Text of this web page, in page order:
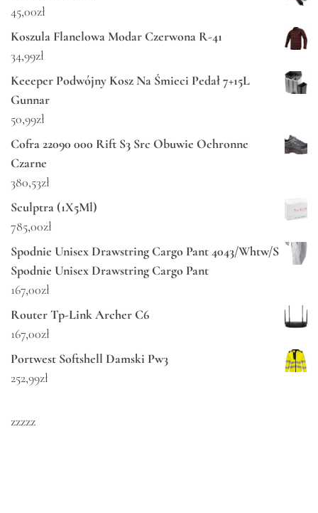
45,00zł
Koszula Flanelowa Modar Czerwona R-41
34,99zł
Keeeper Podwójny Kosz Na Śmieci Pedał 7+15L
Gunnar
50,99zł
Cofra 22090 000 Rift S3 Src Obuwie Ochronne
Czarne
380,53zł
Sculptra (1X5Ml)
785,00zł
Spodnie Unisex Drawstring Cargo Pant 4043/Whtw/S
Spodnie Unisex Drawstring Cargo Pant
167,00zł
Router Tp-Link Archer C6
167,00zł
Portwest Softshell Damski Pw3
252,99zł
zzzzz